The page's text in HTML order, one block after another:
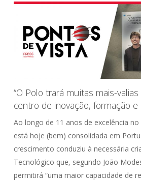
“O Polo trará muitas mais-
centro de inovação, formação e
Ao longo de 11 anos de excelência
está hoje (bem) consolidada em
crescimento conduziu à necessária
Tecnológico que, segundo João
permitirá “uma maior capacidade de